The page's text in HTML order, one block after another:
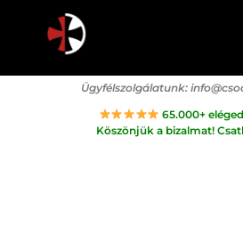
Csodapatika
Természet gyógyereje.
Ügyfélszolgálatunk:
65.000+
Köszönjük a bizalmat!